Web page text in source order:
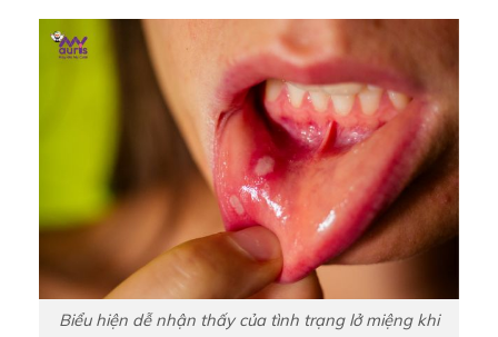
Biểu hiện dễ nhận thấy của tình trạng lở miệng khi